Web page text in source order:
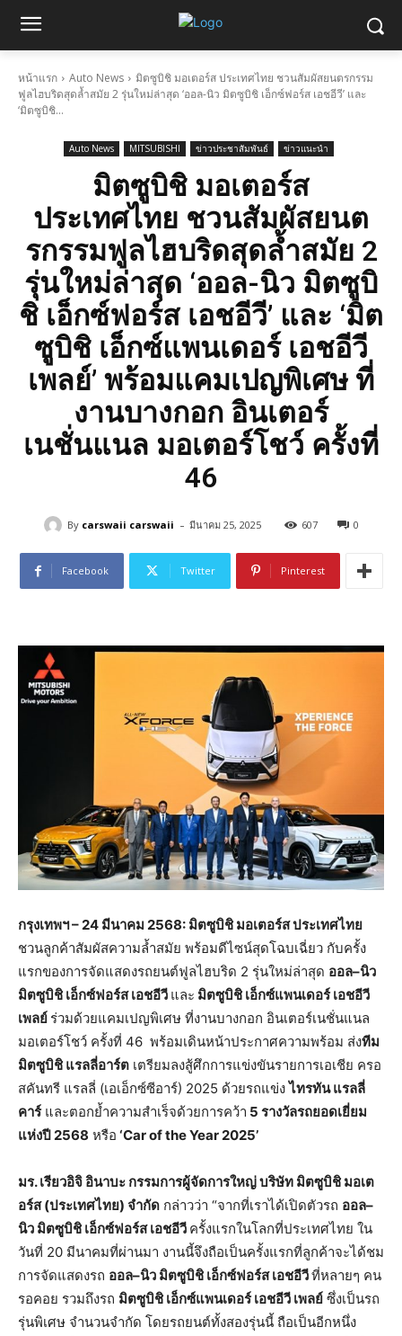
หน้าแรก Auto News
มิตซูบิชิ มอเตอร์ส ประเทศไทย ชวนสัมผัสยนตรกรรม
ฟูลไฮบริดสุดล้ำสมัย 2 รุ่นใหม่ล่าสุด ‘ออล-นิว มิตซูบิชิ เอ็กซ์ฟอร์ส เอชอีวี’ และ
‘มิตซูบิชิ...
Auto News MITSUBISHI ข่าวประชาสัมพันธ์ ข่าวแนะนำ
มิตซูบิชิ มอเตอร์ส
ประเทศไทย ชวนสัมผัสยนต
รกรรมฟูลไฮบริดสุดล้ำสมัย 2
รุ่นใหม่ล่าสุด ‘ออล-นิว มิตซูบิ
ชิ เอ็กซ์ฟอร์ส เอชอีวี’ และ ‘มิต
ซูบิชิ เอ็กซ์แพนเดอร์ เอชอีวี
เพลย์’ พร้อมแคมเปญพิเศษ ที่
งานบางกอก อินเตอร์
เนชั่นแนล มอเตอร์โชว์ ครั้งที่
46
By carswaii carswaii - มีนาคม 25, 2025 607 0
Facebook Twitter Pinterest
กรุงเทพฯ– 24 มีนาคม 2568: มิตซูบิชิ มอเตอร์สประเทศไทย
ชวนลูกค้าสัมผัสความล้ำสมัย พร้อมดีไซน์สุดโฉบเฉี่ยว กับครั้ง
แรกของการจัดแสดงรถยนต์ฟูลไฮบริด 2 รุ่นใหม่ล่าสุด ออล–นิว
มิตซูบิชิ เอ็กซ์ฟอร์ส เอชอีวี และ มิตซูบิชิ เอ็กซ์แพนเดอร์ เอชอีวี
เพลย์ ร่วมด้วยแคมเปญพิเศษ ที่งานบางกอก อินเตอร์เนชั่นแนล
มอเตอร์โชว์ ครั้งที่ 46 พร้อมเดินหน้าประกาศความพร้อม ส่งทีม
มิตซูบิชิ แรลลี่อาร์ต เตรียมลงสู้ศึกการแข่งขันรายการเอเชีย ครอ
สคันทรี แรลลี่ (เอเอ็กซ์ซีอาร์) 2025 ด้วยรถแข่งไทรทัน แรลลี่
คาร์และตอกย้ำความสำเร็จด้วยการคว้า 5 รางวัลรถยอดเยี่ยม
แห่งปี2568 หรือ ‘Car of the Year 2025’
มร.เรียวอิจิอินาบะ กรรมการผู้จัดการใหญ่บริษัท มิตซูบิชิ มอเต
อร์ส(ประเทศไทย) จำกัด กล่าวว่า “จากที่เราได้เปิดตัวรถ ออล–
นิว มิตซูบิชิ เอ็กซ์ฟอร์ส เอชอีวี ครั้งแรกในโลกที่ประเทศไทย ใน
วันที่ 20 มีนาคมที่ผ่านมา งานนี้จึงถือเป็นครั้งแรกที่ลูกค้าจะได้ชม
การจัดแสดงรถ ออล–นิว มิตซูบิชิ เอ็กซ์ฟอร์ส เอชอีวีที่หลายๆ คน
รอคอย รวมถึงรถ มิตซูบิชิ เอ็กซ์แพนเดอร์ เอชอีวี เพลย์ ซึ่งเป็นรถ
รุ่นพิเศษ จำนวนจำกัด โดยรถยนต์ทั้งสองรุ่นนี้ ถือเป็นอีกหนึ่ง